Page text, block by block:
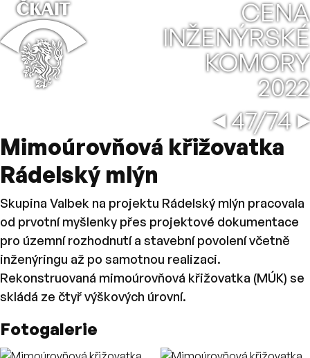
CENA
INŽENÝRSKÉ
KOMORY
2022
⌂
←47/74→
Mimoúrovňová křižovatka
Rádelský mlýn
Skupina Valbek na projektu Rádelský mlýn pracovala
od prvotní myšlenky přes projektové dokumentace
pro územní rozhodnutí a stavební povolení včetně
inženýringu až po samotnou realizaci.
Rekonstruovaná mimoúrovňová křižovatka (MÚK) se
skládá ze čtyř výškových úrovní.
Fotogalerie